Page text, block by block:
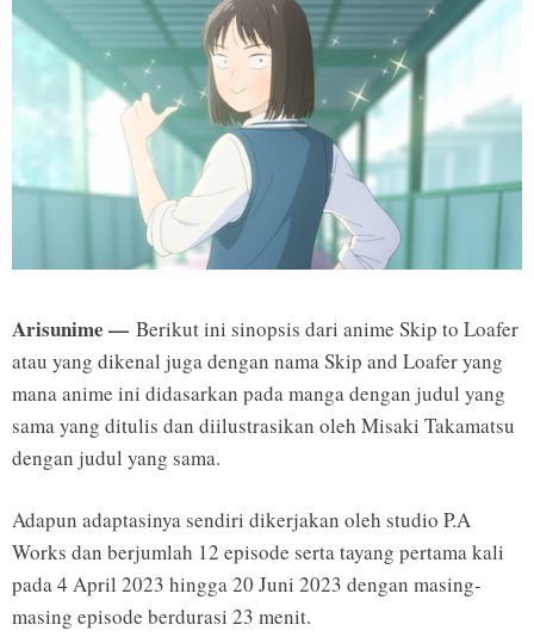
Arisunime — Berikut ini sinopsis dari anime Skip to Loafer
atau yang dikenal juga dengan nama Skip and Loafer yang
mana anime ini didasarkan pada manga dengan judul yang
sama yang ditulis dan diilustrasikan oleh Misaki Takamatsu
dengan judul yang sama.
Adapun adaptasinya sendiri dikerjakan oleh studio P.A
Works dan berjumlah 12 episode serta tayang pertama kali
pada 4 April 2023 hingga 20 Juni 2023 dengan masing-
masing episode berdurasi 23 menit.